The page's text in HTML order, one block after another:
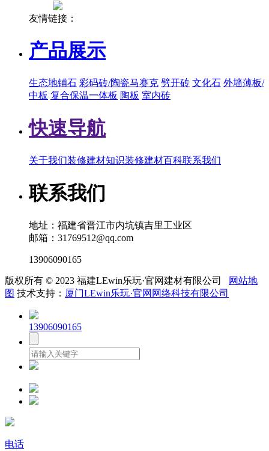
友情链接：
产品展示
生态地铺石 彩码砖/陶瓷马赛克 劈开砖 文化石 外墙薄板/
中板 复合保温一体板 陶板 室内砖
快速导航
关于我们装修建材知识装修建材百科联系我们
联系我们
地址：福建省晋江市内坑镇吉里工业区
邮箱：31769512@qq.com
13906090165
版权所有 © 2023 福建LEwin乐玩·官网建材有限公司
网站地
图 技术支持： 厦门LEwin乐玩·官网网络科技有限公司
13906090165
电话